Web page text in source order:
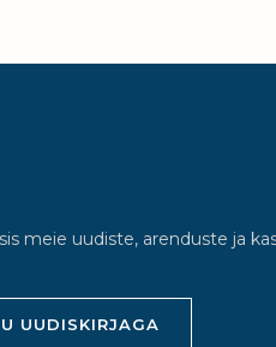
meie uudiste, arenduste ja